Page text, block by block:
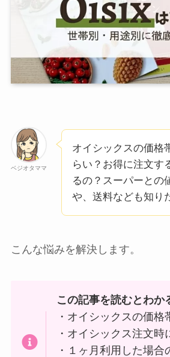
ベジオタママ
オイシックスの価格
らい？お得に注文す
るの？スーパーとの
や、送料なども知り
こんな悩みを解決します。
この記事を読むとわか
・オイシックスの価格
・オイシックス注文時
・１ヶ月利用した場合